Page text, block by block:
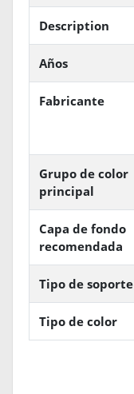
Description
Años
Fabricante
Grupo de color
principal
Capa de fondo
recomendada
Tipo de soporte
Tipo de color